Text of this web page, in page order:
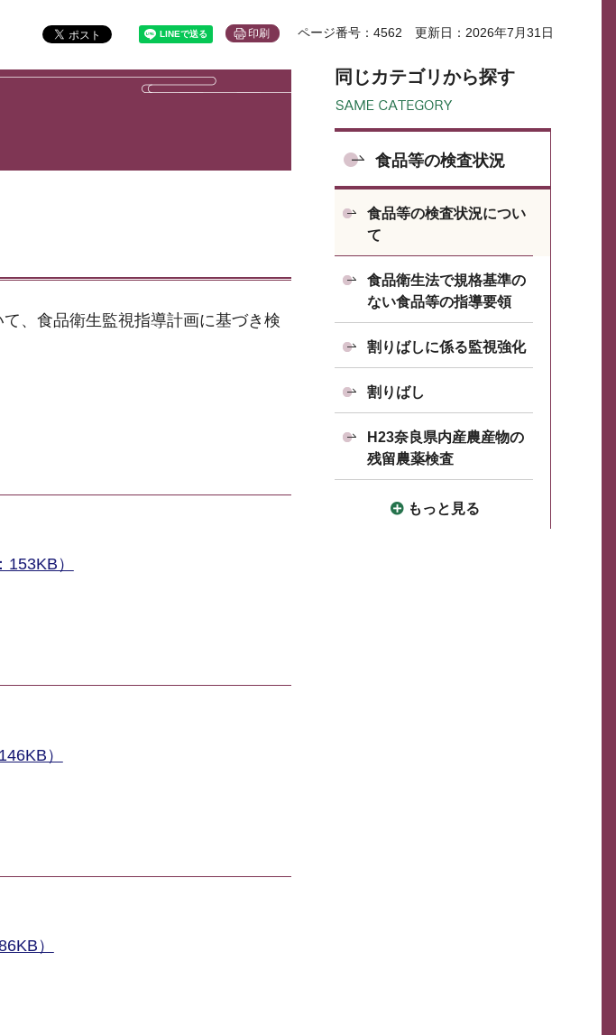
印刷 ページ番号：4562 更新日：2026年7月31日
、食品衛生監視指導計画に基づき検
）
）
）
同じカテゴリから探す
食品等の検査状況
食品等の検査状況につい
て
食品衛生法で規格基準の
ない食品等の指導要領
割りばしに係る監視強化
割りばし
H23奈良県内産農産物の
残留農薬検査
もっと見る